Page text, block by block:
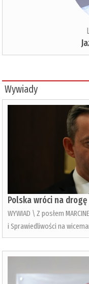
Wywiady
Polska wróci na
WYWIAD \ Z posłem
i Sprawiedliwości na